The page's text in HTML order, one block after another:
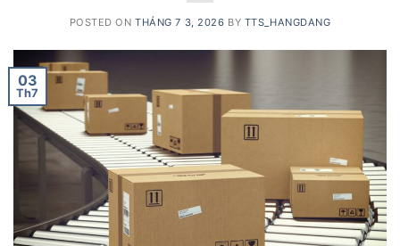
POSTED ONTHÁNG 7 3, 2026 BY TTS_HANGDANG
03
Th7